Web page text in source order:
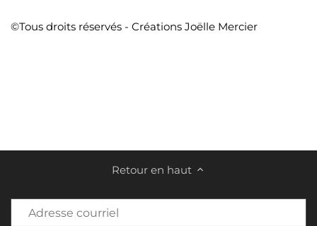
©Tous droits réservés - Créations Joëlle Mercier
Retour en haut